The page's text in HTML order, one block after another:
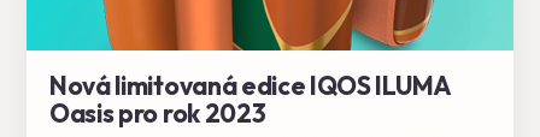
Nová limitovaná edice IQOS ILUMA
Oasis pro rok 2023